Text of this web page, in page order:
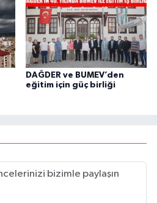
DAĞDER ve BUMEV’den
eğitim için güç birliği